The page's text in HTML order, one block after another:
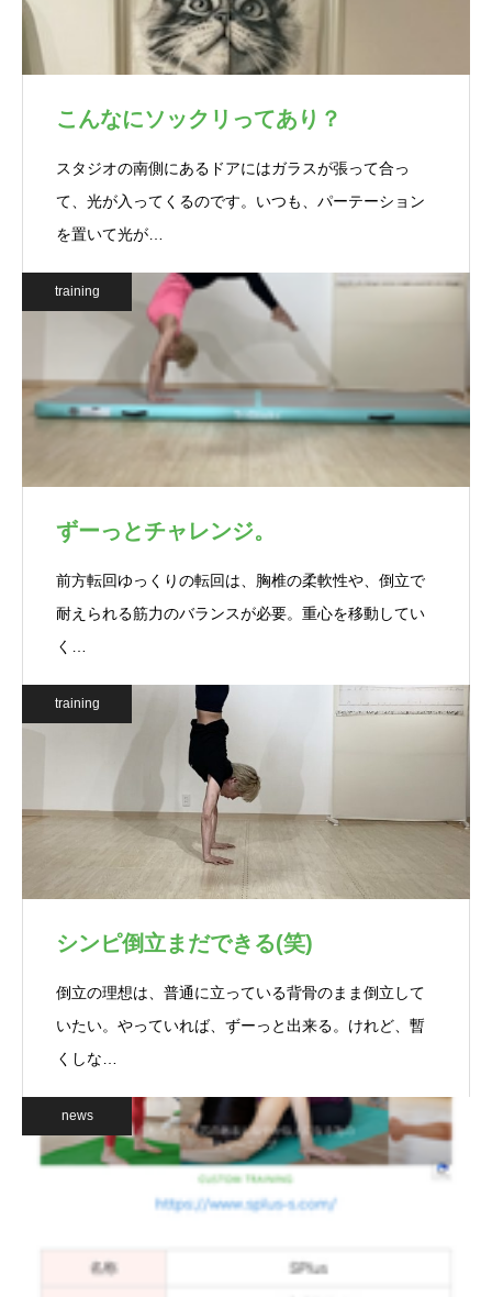
こんなにソックリってあり？
スタジオの南側にあるドアにはガラスが張って合っ
て、光が入ってくるのです。いつも、パーテーション
を置いて光が…
training
ずーっとチャレンジ。
前方転回ゆっくりの転回は、胸椎の柔軟性や、倒立で
耐えられる筋力のバランスが必要。重心を移動してい
く…
training
シンピ倒立まだできる(笑)
倒立の理想は、普通に立っている背骨のまま倒立して
いたい。やっていれば、ずーっと出来る。けれど、暫
くしな…
news